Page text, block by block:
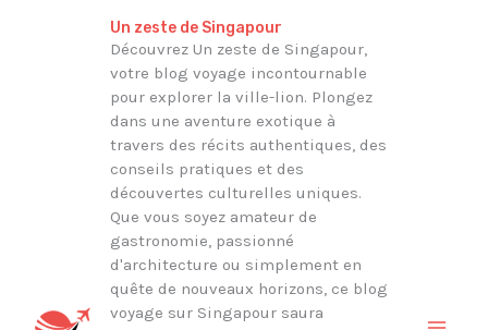
Un zeste de Singapour
Découvrez Un zeste de Singapour,
votre blog voyage incontournable
pour explorer la ville-lion. Plongez
dans une aventure exotique à
travers des récits authentiques, des
conseils pratiques et des
découvertes culturelles uniques.
Que vous soyez amateur de
gastronomie, passionné
d'architecture ou simplement en
quête de nouveaux horizons, ce blog
voyage sur Singapour saura
Rechercher